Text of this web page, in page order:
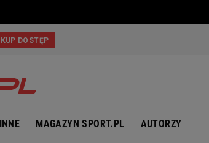
INNE MAGAZYN SPORT.PL AUTORZY